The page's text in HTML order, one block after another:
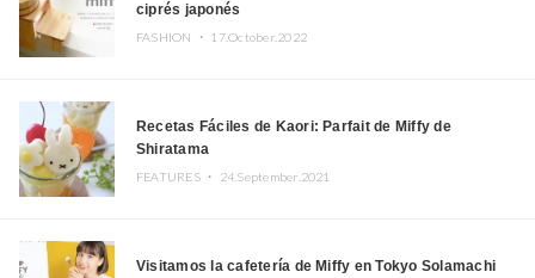
ciprés japonés
FASHION ・ 17.October.2022
Recetas Fáciles de Kaori: Parfait de Miffy de
Shiratama
FEATURES ・ 24.September.2021
Visitamos la cafetería de Miffy en Tokyo Solamachi